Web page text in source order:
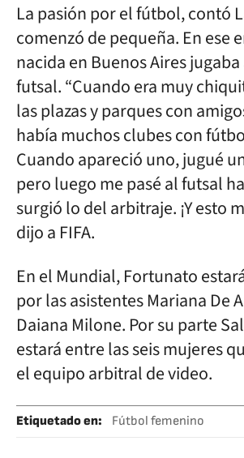
La pasión por el fútbol, contó
comenzó de pequeña. En ese
nacida en Buenos Aires
futsal. “Cuando era muy
las plazas y parques con
había muchos clubes con
Cuando apareció uno, jugué
pero luego me pasé al futsal
surgió lo del arbitraje. ¡Y esto
dijo a FIFA.
En el Mundial, Fortunato
por las asistentes Mariana De
Daiana Milone. Por su parte
estará entre las seis mujeres
el equipo arbitral de video.
Etiquetado en:
Fútbol femenino